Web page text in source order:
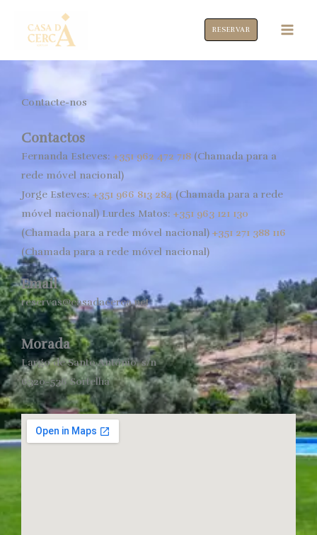
content
RESERVAR
Contacte-nos
Contactos
Fernanda Esteves: +351 962 472 718 (Chamada para a
rede móvel nacional)
Jorge Esteves: +351 966 813 284 (Chamada para a rede
móvel nacional) Lurdes Matos: +351 963 121 130
(Chamada para a rede móvel nacional) +351 271 388 116
(Chamada para a rede móvel nacional)
Email
reservas@casadacerca.net
Morada
Largo de Santo António, s/n
6320-536 Sortelha